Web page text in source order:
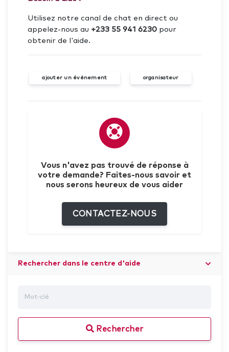
Rechercher dans le centre d'aide
Rechercher
Utilisez notre canal de chat en direct ou
appelez-nous au +233 55 941 6230 pour
obtenir de l'aide.
ajouter un événement organisateur
Vous n'avez pas trouvé de réponse à
votre demande? Faites-nous savoir et
nous serons heureux de vous aider
CONTACTEZ-NOUS